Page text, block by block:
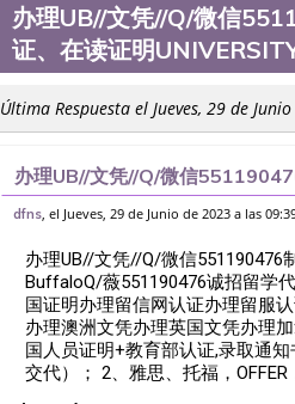
办理UB//文凭//Q/微信
证、在读证明
Última Respuesta el Jueves, 29 de
办理UB//文凭//Q/微信
明University at Buffalo
dfns, el Jueves, 29 de Junio de 2023 a las
办理UB//文凭//Q/微信551190476
BuffaloQ/薇551190476诚招留学
国证明办理留信网认证办理留服
办理澳洲文凭办理英国文凭办理
国人员证明+教育部认证,录取通
交代）； 2、雅思、托福，